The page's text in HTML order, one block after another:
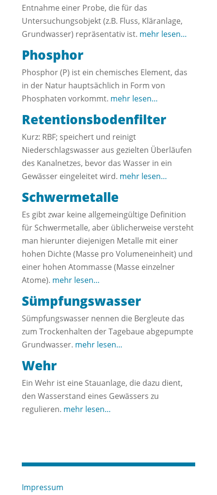
Entnahme einer Probe, die für das
Untersuchungsobjekt (z.B. Fluss, Kläranlage,
Grundwasser) repräsentativ ist. mehr lesen…
Phosphor
Phosphor (P) ist ein chemisches Element, das
in der Natur hauptsächlich in Form von
Phosphaten vorkommt. mehr lesen…
Retentionsbodenfilter
Kurz: RBF; speichert und reinigt
Niederschlagswasser aus gezielten Überläufen
des Kanalnetzes, bevor das Wasser in ein
Gewässer eingeleitet wird. mehr lesen…
Schwermetalle
Es gibt zwar keine allgemeingültige Definition
für Schwermetalle, aber üblicherweise versteht
man hierunter diejenigen Metalle mit einer
hohen Dichte (Masse pro Volumeneinheit) und
einer hohen Atommasse (Masse einzelner
Atome). mehr lesen…
Sümpfungswasser
Sümpfungswasser nennen die Bergleute das
zum Trockenhalten der Tagebaue abgepumpte
Grundwasser. mehr lesen…
Wehr
Ein Wehr ist eine Stauanlage, die dazu dient,
den Wasserstand eines Gewässers zu
regulieren. mehr lesen…
Impressum